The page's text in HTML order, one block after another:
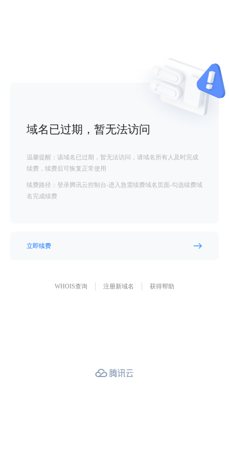
域名已过期，暂无法访问
温馨提醒：该域名已过期，暂无法访问，请域名所有人及时完成
续费，续费后可恢复正常使用
续费路径：登录腾讯云控制台-进入急需续费域名页面-勾选续费域
名完成续费
立即续费
WHOIS查询 注册新域名 获得帮助